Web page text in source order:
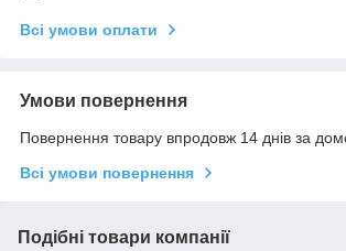
Всі умови оплати
Умови повернення
Повернення товару впродовж 14 днів за
Всі умови повернення
Подібні товари компанії